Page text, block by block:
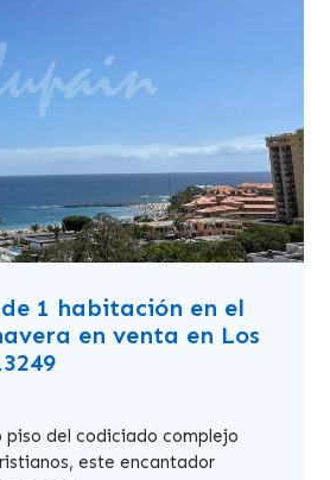
1 habitación en el
en venta en Los
piso del codiciado complejo
este encantador